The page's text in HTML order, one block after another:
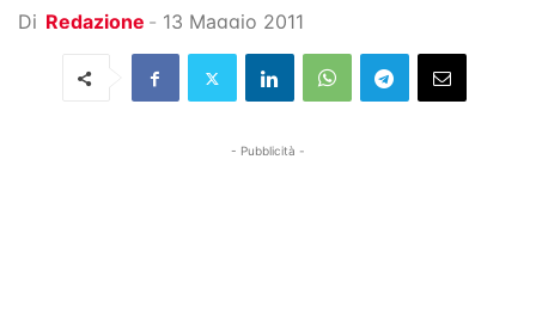
Di Redazione - 13 Maggio 2011
- Pubblicità -